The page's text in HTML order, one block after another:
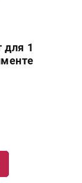
для 1